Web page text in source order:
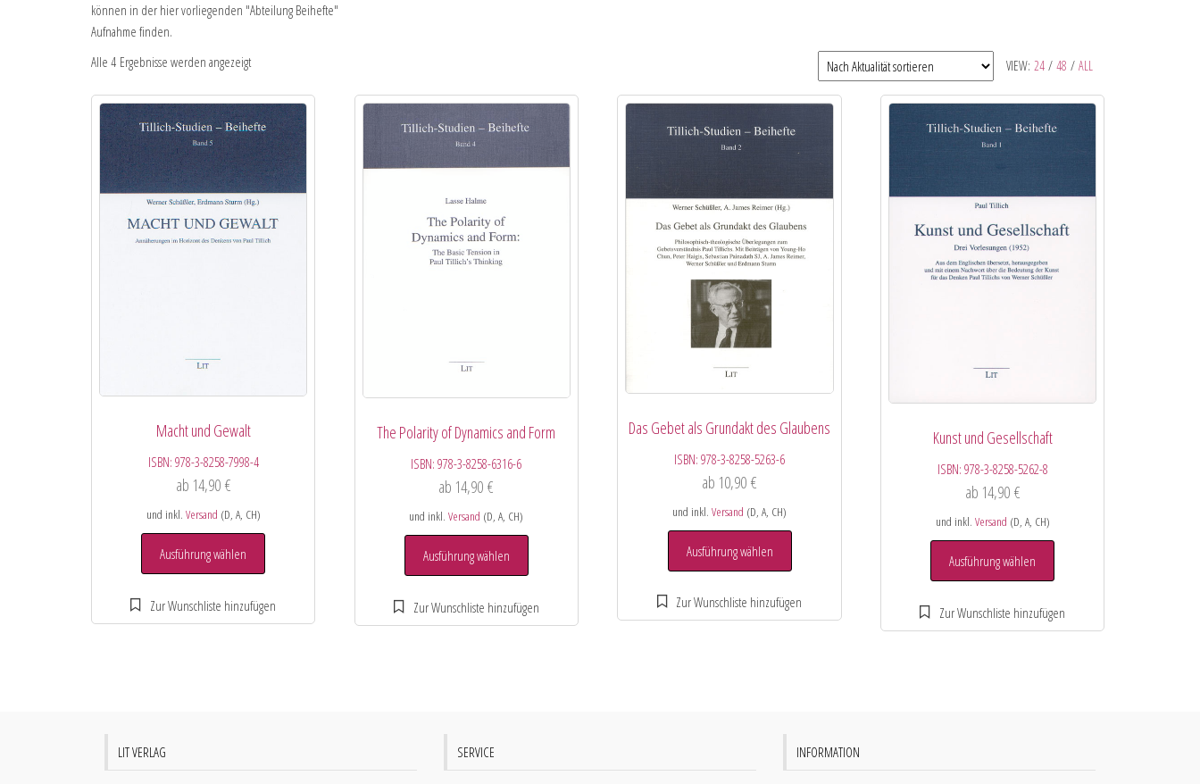
können in der hier vorliegenden "Abteilung Beihefte"
Aufnahme finden.
VIEW: 24 / 48 / ALL
Alle 4 Ergebnisse werden angezeigt
Macht und Gewalt
ISBN: 978-3-8258-7998-4
ab 14,90 €
und inkl. Versand (D, A, CH)
Ausführung wählen
The Polarity of Dynamics and Form
ISBN:978-3-8258-6316-6
ab 14,90€
und inkl.Versand (D, A, CH)
Ausführung wählen
Das Gebet als Grundakt des Glaubens
ISBN:978-3-8258-5263-6
ab 10,90€
und inkl.Versand (D, A, CH)
Ausführung wählen
Kunst und Gesellschaft
ISBN: 978-3-8258-5262-8
ab 14,90 €
und inkl. Versand (D, A, CH)
Ausführung wählen
LIT VERLAG SERVICE INFORMATION